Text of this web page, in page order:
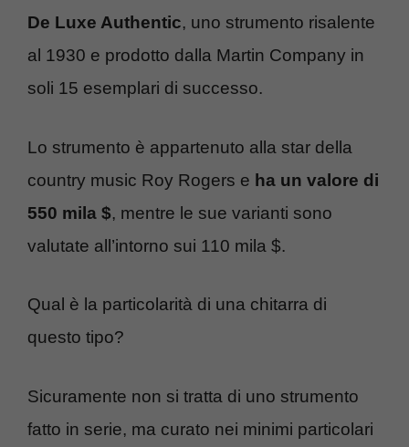
De Luxe Authentic, uno strumento risalente
al 1930 e prodotto dalla Martin Company in
soli 15 esemplari di successo.
Lo strumento è appartenuto alla star della
country music Roy Rogers e ha un valore di
550 mila $, mentre le sue varianti sono
valutate all’intorno sui 110 mila $.
Qual è la particolarità di una chitarra di
questo tipo?
Sicuramente non si tratta di uno strumento
fatto in serie, ma curato nei minimi particolari